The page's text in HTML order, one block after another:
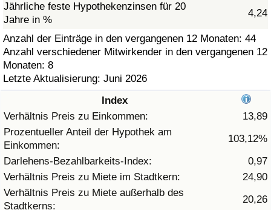
Jährliche feste Hypothekenzinsen für 20
Jahre in %
4,24
Anzahl der Einträge in den vergangenen 12 Monaten: 44
Anzahl verschiedener Mitwirkender in den vergangenen 12
Monaten: 8
Letzte Aktualisierung: Juni 2026
Index
Verhältnis Preis zu Einkommen:
13,89
Prozentueller Anteil der Hypothek am
Einkommen:
103,12%
Darlehens-Bezahlbarkeits-Index:
0,97
Verhältnis Preis zu Miete im Stadtkern:
24,90
Verhältnis Preis zu Miete außerhalb des
Stadtkerns:
20,26
Gesundheitsversorgungs-Index
Gesundheitsversorgungs-Index nach Land
Umweltverschmutzung
Umweltverschmutzungs-Index (aktuell)
Verschmutzungsindex
Umweltverschmutzungs-Index nach Land
Verkehr